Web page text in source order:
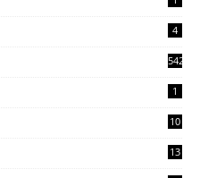
4
542
1
10
13